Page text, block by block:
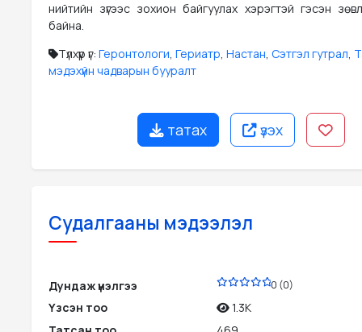
нийтийн зүгээс зохион байгуулах хэрэгтэй гэсэн
байна.
Түлхүүр үг: Геронтологи, Гериатр, Настан, Сэтгэл гутрал,
мэдэхүйн чадварын бууралт
татах үзэх
Судалгааны мэдээлэл
Дундаж үнэлгээ 0 (0)
Үзсэн тоо
1.3K